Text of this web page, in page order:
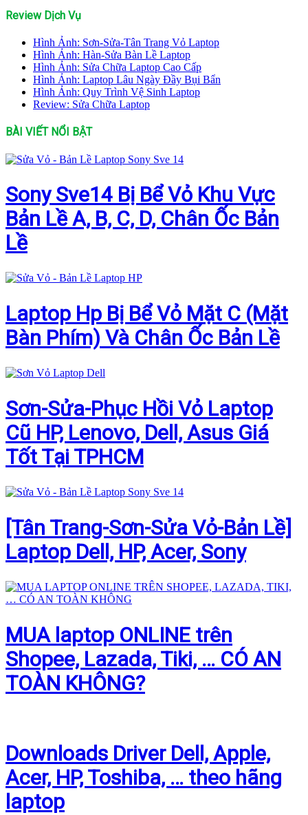
Review Dịch Vụ
Hình Ảnh: Sơn-Sửa-Tân Trang Vỏ Laptop
Hình Ảnh: Hàn-Sửa Bàn Lề Laptop
Hình Ảnh: Sửa Chữa Laptop Cao Cấp
Hình Ảnh: Laptop Lâu Ngày Đầy Bụi Bẩn
Hình Ảnh: Quy Trình Vệ Sinh Laptop
Review: Sửa Chữa Laptop
BÀI VIẾT NỔI BẬT
Sony Sve14 Bị Bể Vỏ Khu Vực
Bản Lề A, B, C, D, Chân Ốc Bản
Lề
Laptop Hp Bị Bể Vỏ Mặt C (Mặt
Bàn Phím) Và Chân Ốc Bản Lề
Sơn-Sửa-Phục Hồi Vỏ Laptop
Cũ HP, Lenovo, Dell, Asus Giá
Tốt Tại TPHCM
[Tân Trang-Sơn-Sửa Vỏ-Bản Lề]
Laptop Dell, HP, Acer, Sony
MUA laptop ONLINE trên
Shopee, Lazada, Tiki, … CÓ AN
TOÀN KHÔNG?
Downloads Driver Dell, Apple,
Acer, HP, Toshiba, … theo hãng
laptop